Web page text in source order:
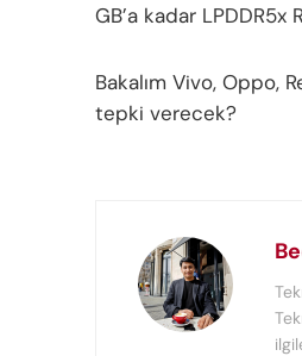
GB’a kadar
Bakalım Vivo, Oppo,
tepki verecek?